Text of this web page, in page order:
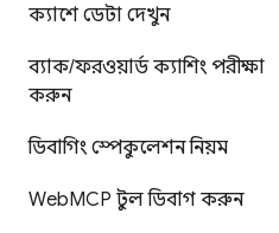
ক্যাশে ডেটা দেখুন
ব্যাক/ফরওয়ার্ড ক্যাশিং পরীক্ষা
করুন
ডিবাগিং স্পেকুলেশন নিয়ম
WebMCP টুল ডিবাগ করুন